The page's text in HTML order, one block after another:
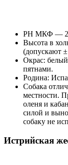
РН МКФ —
Высота в
(допускают
Окрас:
пятнами.
Родина:
Собака
местности.
оленя и
силой и
собаку не
Истрийская